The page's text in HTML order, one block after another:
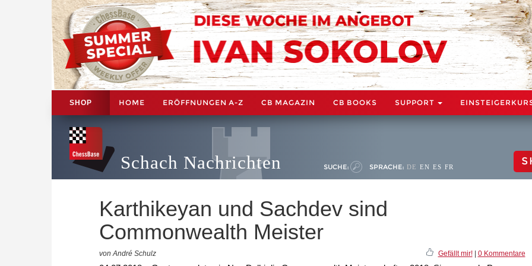
SHOP HOME ERÖFFNUNGEN A-Z CB MAGAZIN CB BOOKS SUPPORT
Schach Nachrichten SUCHE: SPRACHE: DE EN ES FR
Karthikeyan und Sachdev sind
Commonwealth Meister
von André Schulz Gefällt mir!| 0 Kommentare